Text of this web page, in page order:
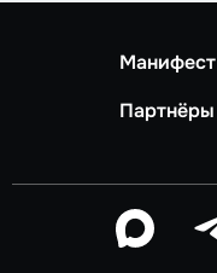
Манифест
Партнёры